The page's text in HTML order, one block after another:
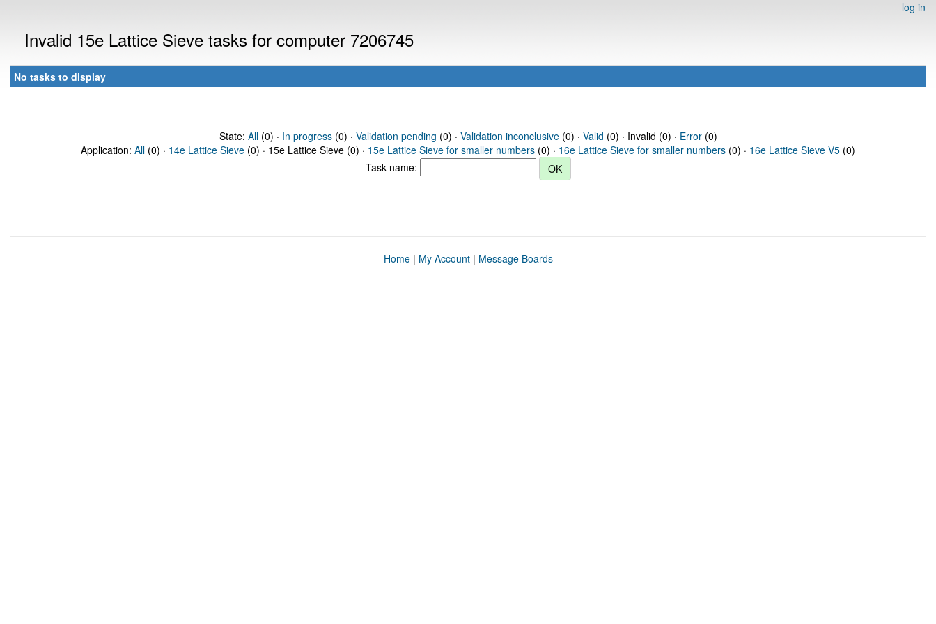
log in
Invalid 15e Lattice Sieve tasks for computer 7206745
No tasks to display
State: All(0) · In progress(0) · Validation pending (0) · Validation inconclusive(0) · Valid (0) · Invalid (0) · Error(0)
Application: All (0) · 14e Lattice Sieve (0) · 15e Lattice Sieve (0) · 15e Lattice Sieve for smaller numbers (0) · 16e Lattice Sieve for smaller numbers (0) · 16e Lattice Sieve V5 (0)
Task name:
Home| My Account| Message Boards